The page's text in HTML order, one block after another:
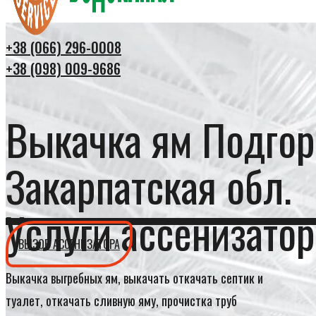
+38 (066) 296-0008
+38 (098) 009-9686
Выкачка ям
Закарпатская обл.
Услуги
ВЫЗОВ АССЕНИЗАТОРА
Выкачка выгребных ям, выкачать откачать септик и
туалет, откачать сливную яму, прочистка труб